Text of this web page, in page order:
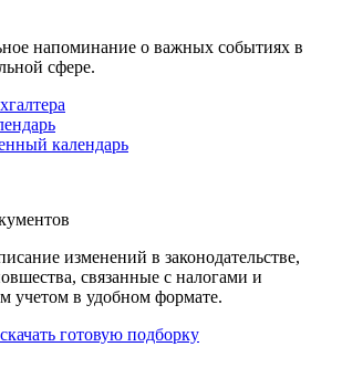
напоминание о важных событиях в
сфере.
календарь
изменений в законодательстве,
связанные с налогами и
учетом в удобном формате.
готовую подборку